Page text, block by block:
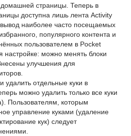
страницы. Теперь в
доступна лишь лента Activity
наиболее часто посещаемых
популярного контента и
пользователем в Pocket
настройке: можно менять блоки
улучшения для
удалить отдельные куки в
можно удалить только все куки
Пользователям, которым
управление куками (удаление
кук) следует